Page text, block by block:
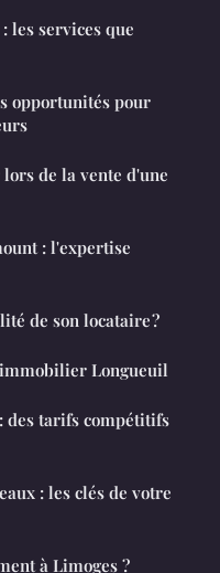
les services que
opportunités pour
de la vente d'une
: l'expertise
de son locataire ?
Longueuil
tarifs compétitifs
: les clés de votre
à Limoges ?